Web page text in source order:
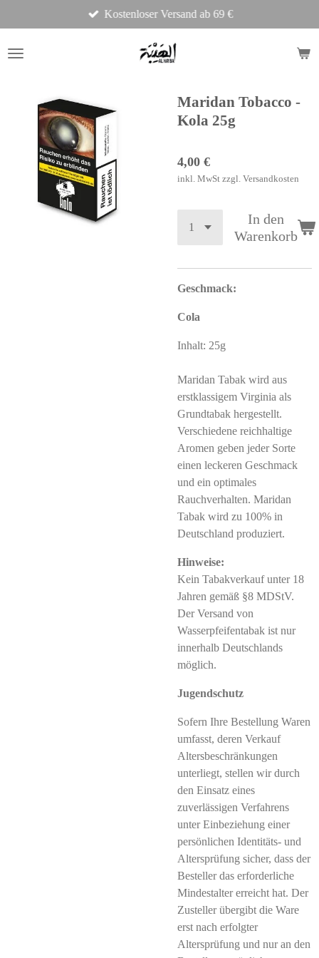
Hauptinhalt
springen
Kostenloser Versand ab 69 €
Maridan Tobacco -
Kola 25g
4,00 €
inkl. MwSt zzgl. Versandkosten
In den
Warenkorb
Geschmack:
Cola
Inhalt: 25g
Maridan Tabak wird aus
erstklassigem Virginia als
Grundtabak hergestellt.
Verschiedene reichhaltige
Aromen geben jeder Sorte
einen leckeren Geschmack
und ein optimales
Rauchverhalten. Maridan
Tabak wird zu 100% in
Deutschland produziert.
Hinweise:
Kein Tabakverkauf unter 18
Jahren gemäß §8 MDStV.
Der Versand von
Wasserpfeifentabak ist nur
innerhalb Deutschlands
möglich.
Jugendschutz
Sofern Ihre Bestellung Waren
umfasst, deren Verkauf
Altersbeschränkungen
unterliegt, stellen wir durch
den Einsatz eines
zuverlässigen Verfahrens
unter Einbeziehung einer
persönlichen Identitäts- und
Altersprüfung sicher, dass der
Besteller das erforderliche
Mindestalter erreicht hat. Der
Zusteller übergibt die Ware
erst nach erfolgter
Altersprüfung und nur an den